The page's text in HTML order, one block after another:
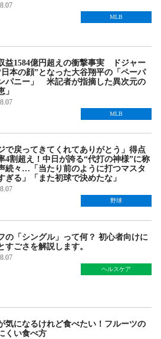
MLB
益1584億円超えの衝撃事実 ドジャー
日本の顔”となった大谷翔平の「ペーパ
パニー」 米記者が指摘した異次元の
」
MLB
で戻ってきてくれてありがとう」得点
4割超え！中日が誇る“代打の神様”に称
続々…「当たり前のように打つマスタ
ぎる」「また初球で決めたな」
野球
の「シングル」って何？ 初心者向けに
すごさを解説します。
ヘルスケア
気になるけれど食べたい！フルーツの
くい食べ方